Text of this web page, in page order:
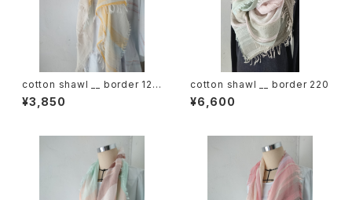
cotton shawl __ border 120
蒲公英w
¥3,850
cotton shawl __ border 220
¥6,600